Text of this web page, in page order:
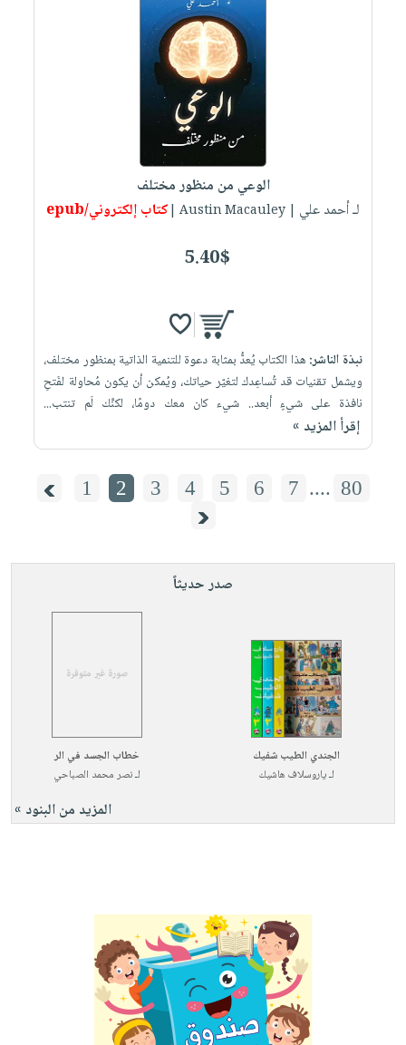
الوعي من منظور مختلف
لـ أحمد علي | Austin Macauley | كتاب إلكتروني/epub
5.40$
نبذة الناشر: هذا الكتاب يُعدُّ بمثابة دعوة للتنمية الذاتية بمنظور مختلف،
ويشمل تقنيات قد تُساعِدك لتغيّر حياتك، ويُمكن أن يكون مُحاولة لفَتحِ
نافذة على شيءٍ أبعد.. شيء كان معك دومًا، لكنَّك لَم تنتب...
إقرأ المزيد »
1 2 3 4 5 6 7 .... 80
صدر حديثاً
الجندي الطيب شفيك
لـياروسلاف هاشيك
خطاب الجسد في الر
لـنصر محمد الصباحي
المزيد من البنود »